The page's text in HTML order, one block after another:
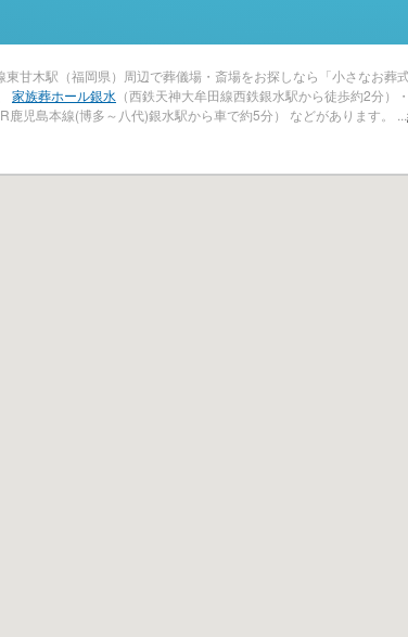
東甘木駅（福岡県）周辺で葬儀場・斎場をお探しなら「小さなお
家族葬ホール銀水 （西鉄天神大牟田線西鉄銀水駅から徒歩約2分）・
鹿児島本線(博多～八代)銀水駅から車で約5分） などがあります。